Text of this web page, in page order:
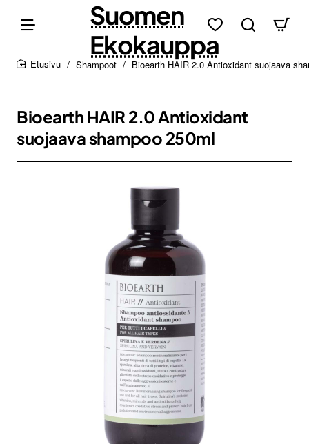
Suomen
Ekokauppa
Shampoot Bioearth HAIR 2.0 Antioxidant suojaava
Bioearth HAIR 2.0 Antioxidant
suojaava shampoo 250ml